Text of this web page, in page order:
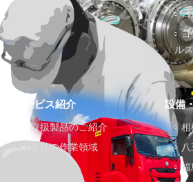
日
ヨ
ルス
サービス紹介
取扱製品のご紹介
各社の作業領域
設備
相